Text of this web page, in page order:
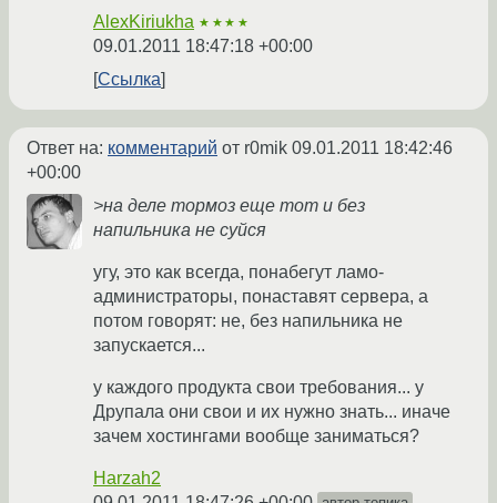
AlexKiriukha ★★★★
09.01.2011 18:47:18 +00:00
Ссылка
Ответ на: комментарий от r0mik 09.01.2011 18:42:46
+00:00
>на деле тормоз еще тот и без
напильника не суйся
угу, это как всегда, понабегут ламо-
администраторы, понаставят сервера, а
потом говорят: не, без напильника не
запускается...
у каждого продукта свои требования... у
Друпала они свои и их нужно знать... иначе
зачем хостингами вообще заниматься?
Harzah2